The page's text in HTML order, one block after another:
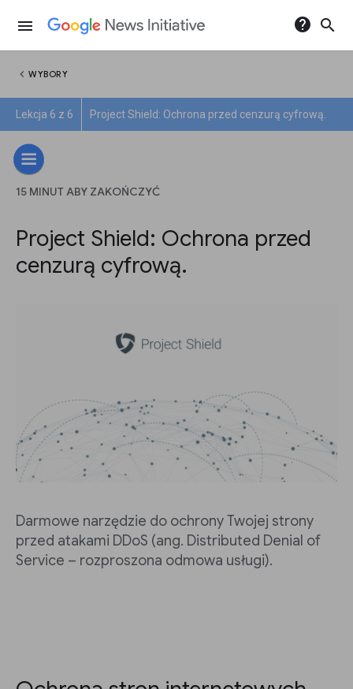
menu help search
chevron_left WYBORY
Lekcja 6 z 6 Project Shield: Ochrona przed cenzurą cyfrową.
15 MINUT ABY ZAKOŃCZYĆ
Project Shield: Ochrona przed
cenzurą cyfrową.
Darmowe narzędzie do ochrony Twojej strony
przed atakami DDoS (ang. Distributed Denial of
Service – rozproszona odmowa usługi).